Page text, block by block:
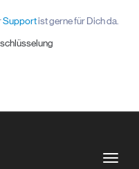
Supportist gerne für Dich da.